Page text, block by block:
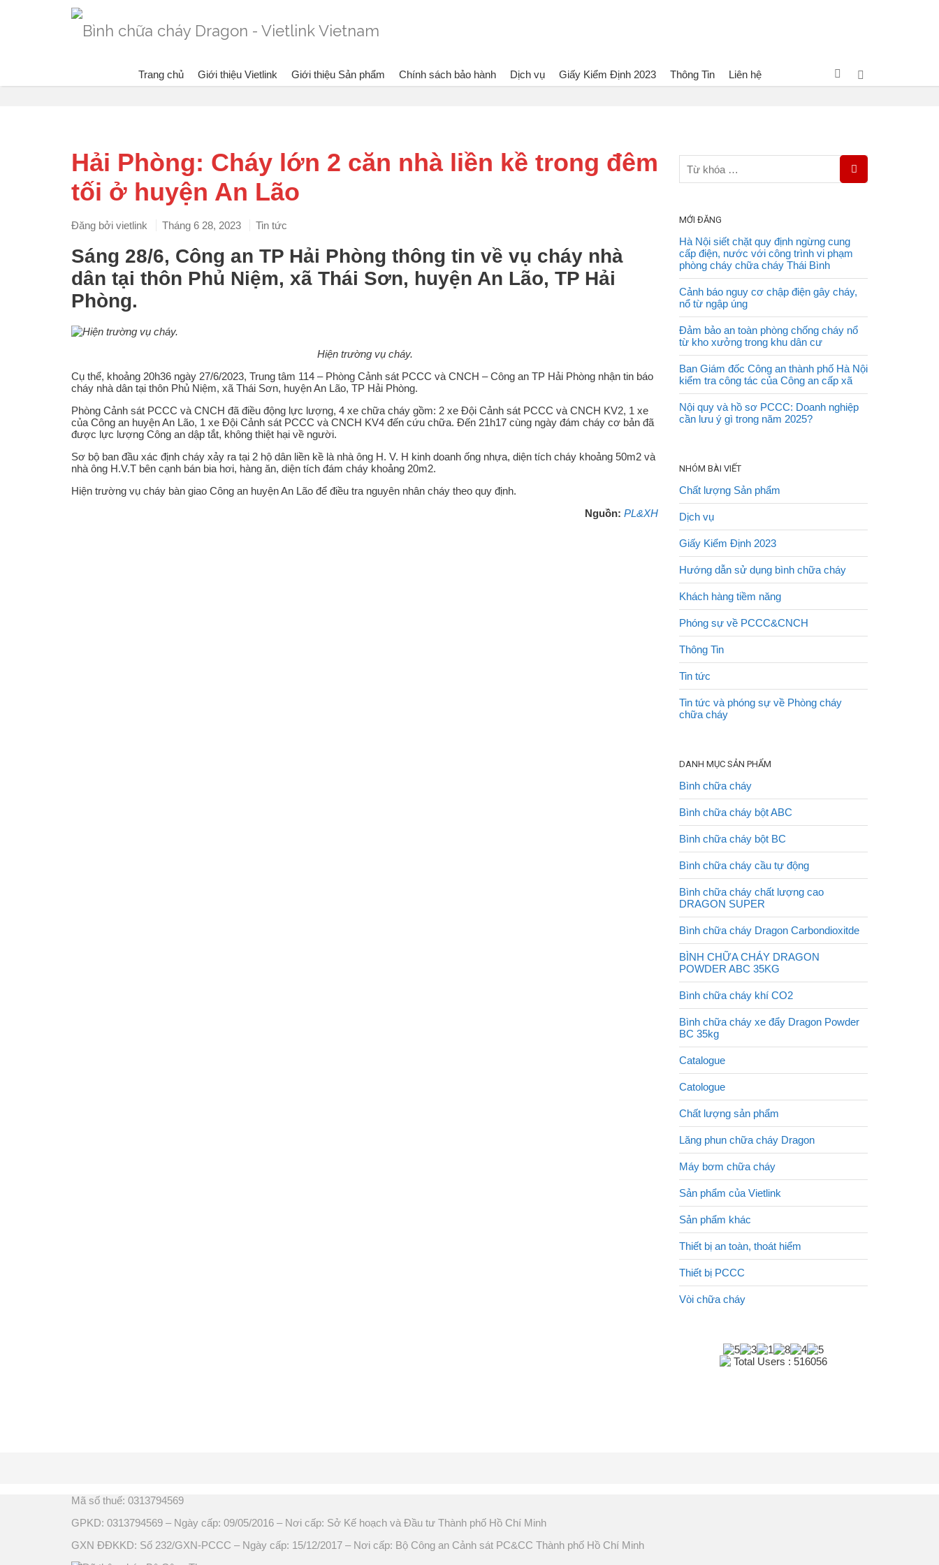
Trang chủ Giới thiệu Vietlink Giới thiệu Sản phẩm Chính sách bảo hành Dịch vụ Giấy Kiểm Định 2023 Thông Tin Liên hệ
Đang xem: Bình chữa cháy Dragon - Vietlink Vietnam Tin tức Hải Phòng: Cháy lớn 2 căn nhà liền kề trong đêm tối ở huyện An Lão
Hải Phòng: Cháy lớn 2 căn nhà liền kề trong đêm
tối ở huyện An Lão
Đăng bởi vietlink Tháng 6 28, 2023 Tin tức
Sáng 28/6, Công an TP Hải Phòng thông tin về vụ cháy nhà
dân tại thôn Phủ Niệm, xã Thái Sơn, huyện An Lão, TP Hải
Phòng.
Hiện trường vụ cháy.
Cụ thể, khoảng 20h36 ngày 27/6/2023, Trung tâm 114 – Phòng Cảnh sát PCCC và CNCH – Công an TP Hải Phòng nhận tin báo
cháy nhà dân tại thôn Phủ Niệm, xã Thái Sơn, huyện An Lão, TP Hải Phòng.
Phòng Cảnh sát PCCC và CNCH đã điều động lực lượng, 4 xe chữa cháy gồm: 2 xe Đội Cảnh sát PCCC và CNCH KV2, 1 xe
của Công an huyện An Lão, 1 xe Đội Cảnh sát PCCC và CNCH KV4 đến cứu chữa. Đến 21h17 cùng ngày đám cháy cơ bản đã
được lực lượng Công an dập tắt, không thiệt hại về người.
Sơ bộ ban đầu xác định cháy xảy ra tại 2 hộ dân liền kề là nhà ông H. V. H kinh doanh ống nhựa, diện tích cháy khoảng 50m2 và
nhà ông H.V.T bên cạnh bán bia hơi, hàng ăn, diện tích đám cháy khoảng 20m2.
Hiện trường vụ cháy bàn giao Công an huyện An Lão để điều tra nguyên nhân cháy theo quy định.
Nguồn: PL&XH
MỚI ĐĂNG
Hà Nội siết chặt quy định ngừng cung
cấp điện, nước với công trình vi phạm
phòng cháy chữa cháy Thái Bình
Cảnh báo nguy cơ chập điện gây cháy,
nổ từ ngập úng
Đảm bảo an toàn phòng chống cháy nổ
từ kho xưởng trong khu dân cư
Ban Giám đốc Công an thành phố Hà Nội
kiểm tra công tác của Công an cấp xã
Nội quy và hồ sơ PCCC: Doanh nghiệp
cần lưu ý gì trong năm 2025?
NHÓM BÀI VIẾT
Chất lượng Sản phẩm
Dịch vụ
Giấy Kiểm Định 2023
Hướng dẫn sử dụng bình chữa cháy
Khách hàng tiềm năng
Phóng sự về PCCC&CNCH
Thông Tin
Tin tức
Tin tức và phóng sự về Phòng cháy
chữa cháy
DANH MỤC SẢN PHẨM
Bình chữa cháy
Bình chữa cháy bột ABC
Bình chữa cháy bột BC
Bình chữa cháy cầu tự động
Bình chữa cháy chất lượng cao
DRAGON SUPER
Bình chữa cháy Dragon Carbondioxitde
BÌNH CHỮA CHÁY DRAGON
POWDER ABC 35KG
Bình chữa cháy khí CO2
Bình chữa cháy xe đẩy Dragon Powder
BC 35kg
Catalogue
Catologue
Chất lượng sản phẩm
Lăng phun chữa cháy Dragon
Máy bơm chữa cháy
Sản phẩm của Vietlink
Sản phẩm khác
Thiết bị an toàn, thoát hiểm
Thiết bị PCCC
Vòi chữa cháy
Total Users : 516056
Mã số thuế: 0313794569
GPKD: 0313794569 – Ngày cấp: 09/05/2016 – Nơi cấp: Sở Kế hoạch và Đầu tư Thành phố Hồ Chí Minh
GXN ĐĐKKD: Số 232/GXN-PCCC – Ngày cấp: 15/12/2017 – Nơi cấp: Bộ Công an Cảnh sát PC&CC Thành phố Hồ Chí Minh